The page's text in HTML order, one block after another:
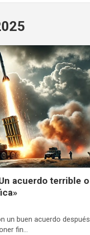
acuerdo terrible o
un buen acuerdo después
fin…